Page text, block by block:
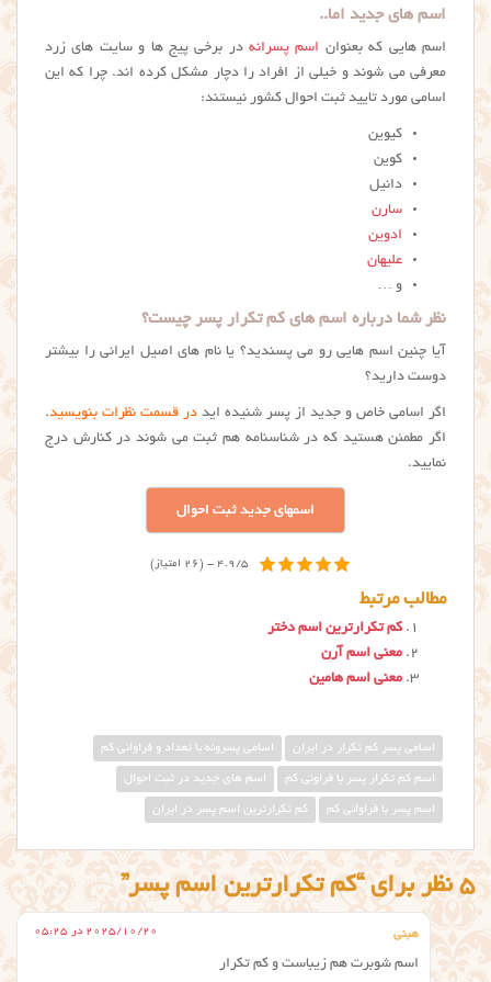
اسم های جدید اما..
اسم هایی که بعنوان اسم پسرانهدر برخی پیج ها و سایت های زرد
معرفی می شوند و خیلی از افراد را دچار مشکل کرده اند. چرا که این
اسامی مورد تایید ثبت احوال کشور نیستند:
کیوین
کوین
دانیل
سارن
ادوین
علیهان
و …
نظر شما درباره اسم های کم تکرار پسر چیست؟
آیا چنین اسم هایی رو می پسندید؟ یا نام های اصیل ایرانی را بیشتر
دوست دارید؟
اگر اسامی خاص و جدید از پسر شنیده اید در قسمت نظرات بنویسید.
اگر مطمئن هستید که در شناسنامه هم ثبت می شوند در کنارش درج
نمایید.
اسمهای جدید ثبت احوال
4.9/5 - (26 امتیاز)
مطالب مرتبط
کم تکرارترین اسم دختر
معنی اسم آرن
معنی اسم هامین
اسامی پسر کم تکرار در ایران اسامی پسرونه با تعداد و فراوانی کم
اسم كم تكرار پسر با فراوني كم اسم های جدید در ثبت احوال
اسم پسر با فراوانی کم كم تكرارترین اسم پسر در ایران
5 نظر برای “کم تکرارترین اسم پسر”
هبنی 2025/10/20 در 05:25
اسم شوبرت هم زیباست و کم تکرار